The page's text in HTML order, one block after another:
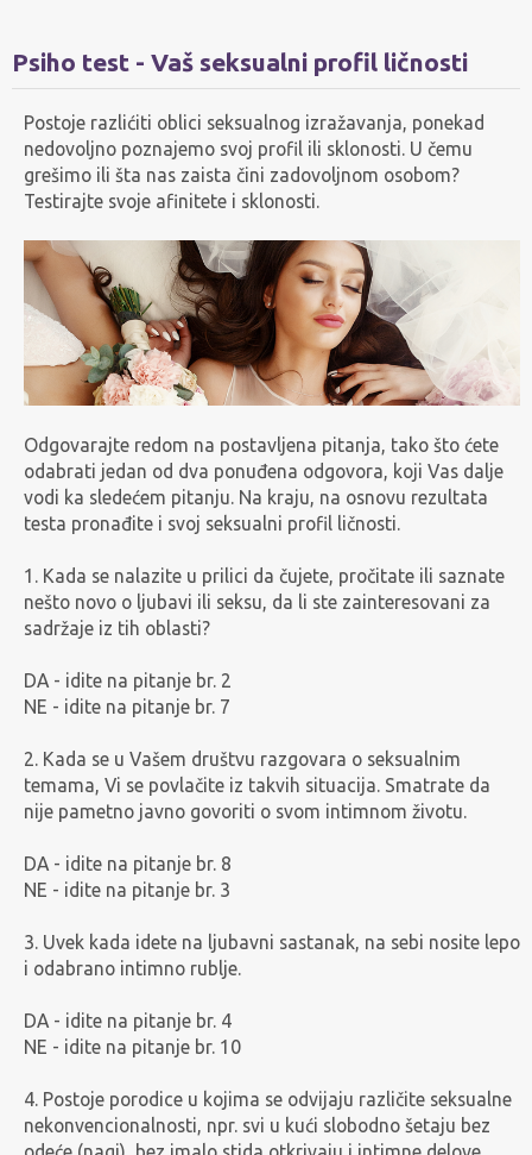
Psiho test - Vaš seksualni profil ličnosti
Postoje razlićiti oblici seksualnog izražavanja, ponekad
nedovoljno poznajemo svoj profil ili sklonosti. U čemu
grešimo ili šta nas zaista čini zadovoljnom osobom?
Testirajte svoje afinitete i sklonosti.
Odgovarajte redom na postavljena pitanja, tako što ćete
odabrati jedan od dva ponuđena odgovora, koji Vas dalje
vodi ka sledećem pitanju. Na kraju, na osnovu rezultata
testa pronađite i svoj seksualni profil ličnosti.
1. Kada se nalazite u prilici da čujete, pročitate ili saznate
nešto novo o ljubavi ili seksu, da li ste zainteresovani za
sadržaje iz tih oblasti?
DA - idite na pitanje br. 2
NE - idite na pitanje br. 7
2. Kada se u Vašem društvu razgovara o seksualnim
temama, Vi se povlačite iz takvih situacija. Smatrate da
nije pametno javno govoriti o svom intimnom životu.
DA - idite na pitanje br. 8
NE - idite na pitanje br. 3
3. Uvek kada idete na ljubavni sastanak, na sebi nosite lepo
i odabrano intimno rublje.
DA - idite na pitanje br. 4
NE - idite na pitanje br. 10
4. Postoje porodice u kojima se odvijaju različite seksualne
nekonvencionalnosti, npr. svi u kući slobodno šetaju bez